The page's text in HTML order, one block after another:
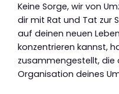
Keine Sorge, wir von
dir mit Rat und Tat zur
auf deinen neuen
konzentrieren kannst,
zusammengestellt, die
Organisation deines